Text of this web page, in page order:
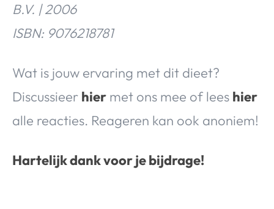
B.V. | 2006
ISBN: 9076218781
Wat is jouw ervaring met dit dieet?
Discussieer hier met ons mee of lees hier
alle reacties. Reageren kan ook anoniem!
Hartelijk dank voor je bijdrage!